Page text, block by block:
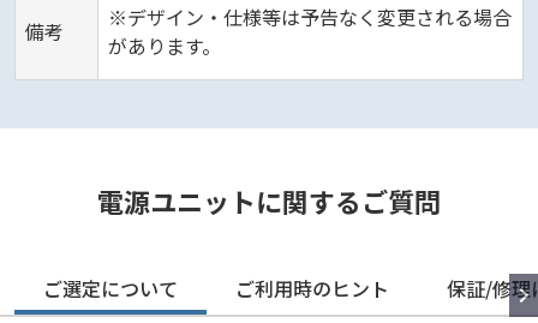
備考
※デザイン・仕様等は予告なく変更される場合
があります。
電源ユニットに関するご質問
ご選定について ご利用時のヒント 保証/修理